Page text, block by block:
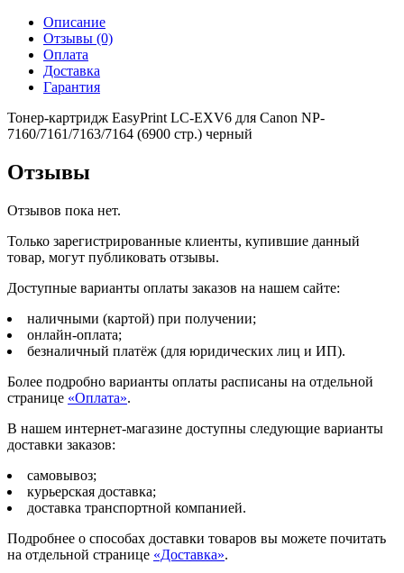
Описание
Отзывы (0)
Оплата
Доставка
Гарантия
Тонер-картридж EasyPrint LC-EXV6 для Canon NP-
7160/7161/7163/7164 (6900 стр.) черный
Отзывы
Отзывов пока нет.
Только зарегистрированные клиенты, купившие данный
товар, могут публиковать отзывы.
Доступные варианты оплаты заказов на нашем сайте:
наличными (картой) при получении;
онлайн-оплата;
безналичный платёж (для юридических лиц и ИП).
Более подробно варианты оплаты расписаны на отдельной
странице «Оплата».
В нашем интернет-магазине доступны следующие варианты
доставки заказов:
самовывоз;
курьерская доставка;
доставка транспортной компанией.
Подробнее о способах доставки товаров вы можете почитать
на отдельной странице «Доставка».